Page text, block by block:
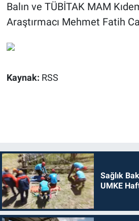
Balın ve TÜBİTAK MAM
Araştırmacı Mehmet Fatih
Kaynak: RSS
Sağlık
UMKE